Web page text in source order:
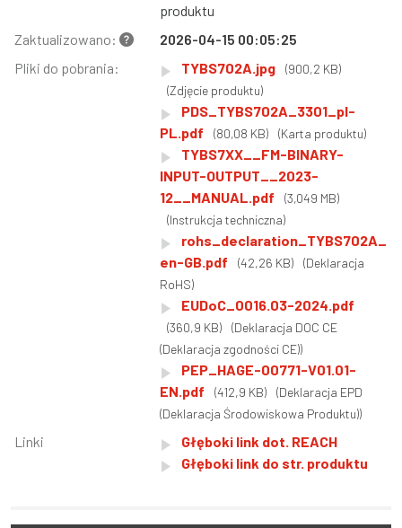
produktu
Zaktualizowano:
2026-04-15 00:05:25
Pliki do pobrania:
TYBS702A.jpg
(900,2 KB)
(Zdjęcie produktu)
PDS_TYBS702A_3301_pl-
PL.pdf
(80,08 KB) (Karta produktu)
TYBS7XX__FM-BINARY-
INPUT-OUTPUT__2023-
12__MANUAL.pdf
(3,049 MB)
(Instrukcja techniczna)
rohs_declaration_TYBS702A_
en-GB.pdf
(42,26 KB)
(Deklaracja
RoHS)
EUDoC_0016.03-2024.pdf
(360,9 KB)
(Deklaracja DOC CE
(Deklaracja zgodności CE))
PEP_HAGE-00771-V01.01-
EN.pdf
(412,9 KB)
(Deklaracja EPD
(Deklaracja Środowiskowa Produktu))
Linki
Głęboki link dot. REACH
Głęboki link do str. produktu